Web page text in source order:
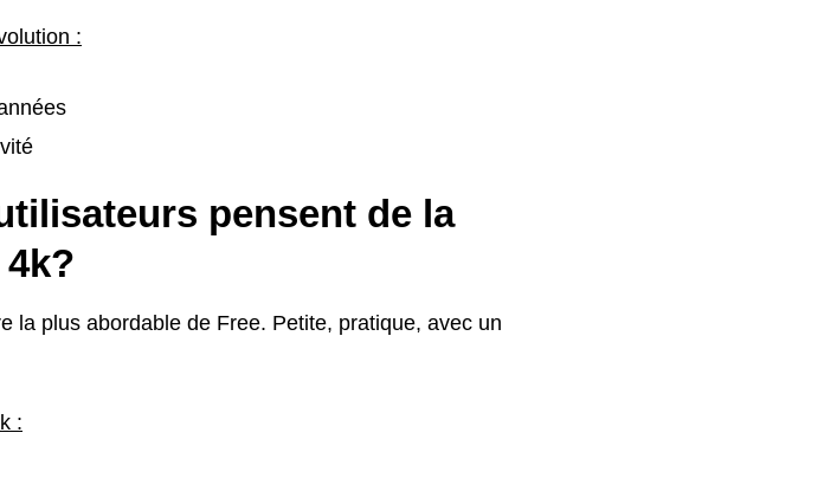
:
pensent de la
la plus abordable de Free. Petite, pratique, avec un
: